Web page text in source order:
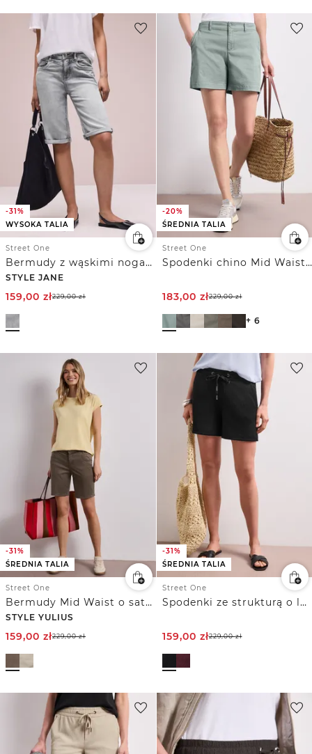
-31%
WYSOKA TALIA
Street One
Bermudy z wąskimi nogawkami i wywiniętymi detalami
STYLE JANE
159,00 zł229,00zł
-20%
ŚREDNIA TALIA
Street One
Spodenki chino Mid Waist o swobodnym kroju Casual Fit
183,00 zł229,00zł
+ 6
-31%
ŚREDNIA TALIA
Street One
Bermudy Mid Waist o satynowym wyglądzie
STYLE YULIUS
159,00 zł229,00zł
-31%
ŚREDNIA TALIA
Street One
Spodenki ze strukturą o luźnym kroju Loose Fit
159,00 zł229,00zł